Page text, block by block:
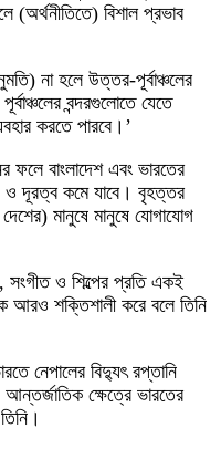
(অর্থনীতিতে) বিশাল প্রভাব
না হলে উত্তর-পূর্বাঞ্চলের
বন্দরগুলোতে যেতে
করতে পারবে।’
বাংলাদেশ এবং ভারতের
ও দূরত্ব কমে যাবে। বৃহত্তর
মানুষে মানুষে যোগাযোগ
ও শিল্পের প্রতি একই
আরও শক্তিশালী করে বলে তিনি
নেপালের বিদ্যুৎ রপ্তানি
ক্ষেত্রে ভারতের